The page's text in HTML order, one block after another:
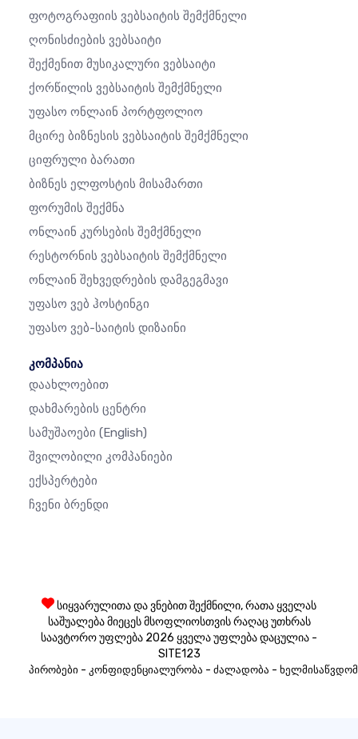
Ფოტოგრაფიის Ვებსაიტის Შემქმნელი
Ღონისძიების Ვებსაიტი
Შექმენით Მუსიკალური Ვებსაიტი
Ქორწილის Ვებსაიტის Შემქმნელი
Უფასო Ონლაინ Პორტფოლიო
Მცირე Ბიზნესის Ვებსაიტის Შემქმნელი
Ციფრული Ბარათი
Ბიზნეს Ელფოსტის Მისამართი
Ფორუმის Შექმნა
Ონლაინ Კურსების Შემქმნელი
Რესტორნის Ვებსაიტის Შემქმნელი
Ონლაინ Შეხვედრების Დამგეგმავი
Უფასო Ვებ Ჰოსტინგი
Უფასო Ვებ-Საიტის Დიზაინი
კომპანია
Დაახლოებით
Დახმარების Ცენტრი
Სამუშაოები (English)
Შვილობილი Კომპანიები
Ექსპერტები
Ჩვენი Ბრენდი
სიყვარულითა და ვნებით შექმნილი, რათა ყველას
საშუალება მიეცეს მსოფლიოსთვის რაღაც უთხრას
საავტორო უფლება 2026 ყველა უფლება დაცულია -
SITE123
პირობები - კონფიდენციალურობა - ძალადობა -